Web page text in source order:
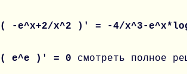
( -e^x+2/x^2 )' = -4/x^3-
( e^e )' = 0 смотреть полное